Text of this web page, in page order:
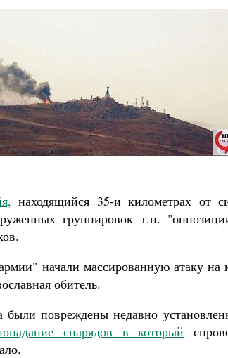
находящийся 35-и километрах от
группировок т.н.
начали массированную атаку на
обитель.
были повреждены недавно
снарядов в который
Георгий Победоносец. Научись у